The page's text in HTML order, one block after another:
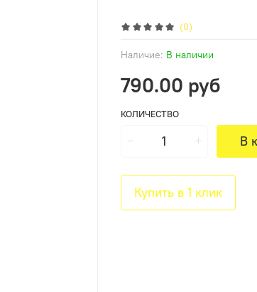
(0)
Наличие: В наличии
790.00 руб
КОЛИЧЕСТВО
В
Купить в 1 клик